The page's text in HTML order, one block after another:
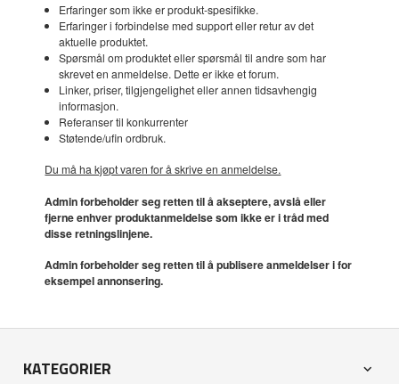
Erfaringer som ikke er produkt-spesifikke.
Erfaringer i forbindelse med support eller retur av det
aktuelle produktet.
Spørsmål om produktet eller spørsmål til andre som har
skrevet en anmeldelse. Dette er ikke et forum.
Linker, priser, tilgjengelighet eller annen tidsavhengig
informasjon.
Referanser til konkurrenter
Støtende/ufin ordbruk.
Du må ha kjøpt varen for å skrive en anmeldelse.
Admin forbeholder seg retten til å akseptere, avslå eller
fjerne enhver produktanmeldelse som ikke er i tråd med
disse retningslinjene.
Admin forbeholder seg retten til å publisere anmeldelser i for
eksempel annonsering.
KATEGORIER